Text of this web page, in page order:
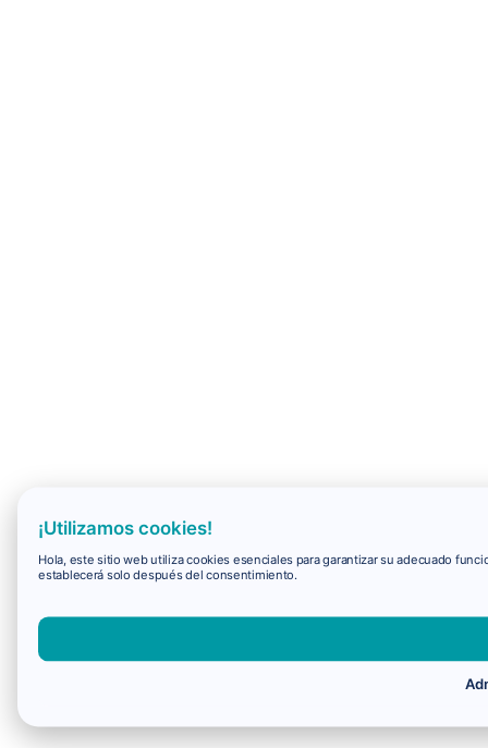
¡Utilizamos cookies!
Hola, este sitio web utiliza cookies esenciales para garantizar su adecuado
establecerá solo después del consentimiento.